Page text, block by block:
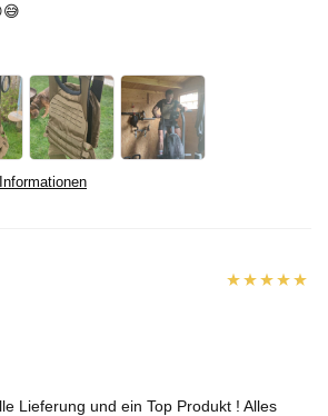
Lieferung und ein Top Produkt ! Alles